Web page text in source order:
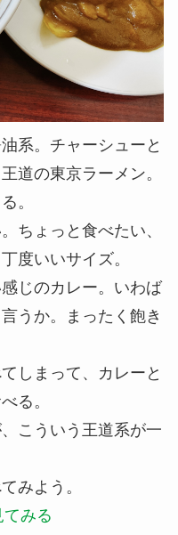
系。チャーシューと
道の東京ラーメン。
。
ちょっと食べたい、
度いいサイズ。
じのカレー。いわば
うか。まったく飽き
しまって、カレーと
る。
こういう王道系が一
みよう。
みる